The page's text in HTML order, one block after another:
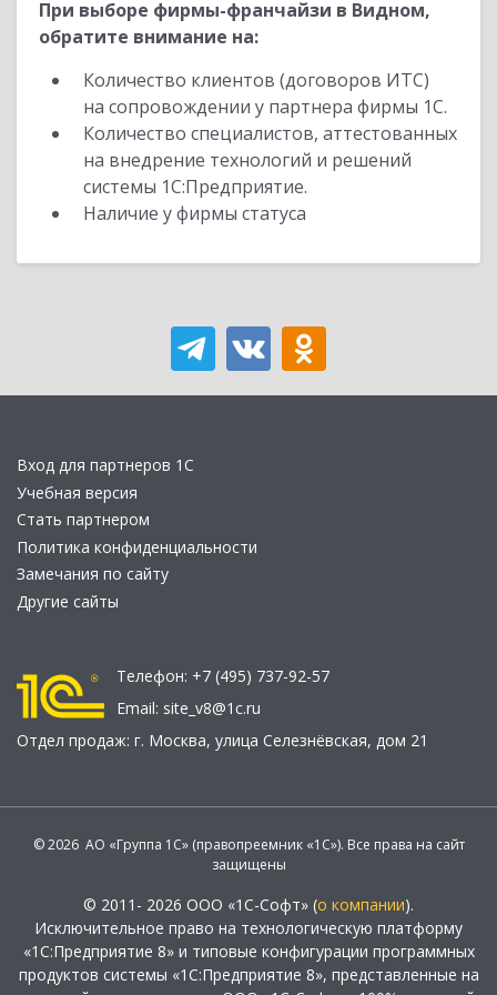
При выборе фирмы-франчайзи в Видном,
обратите внимание на:
Количество клиентов (договоров ИТС)
на сопровождении у партнера фирмы 1С.
Количество специалистов, аттестованных
на внедрение технологий и решений
системы 1С:Предприятие.
Наличие у фирмы статуса
Вход для партнеров 1С
Учебная версия
Стать партнером
Политика конфиденциальности
Замечания по сайту
Другие сайты
Телефон: +7 (495) 737-92-57
Email: site_v8@1c.ru
Отдел продаж: г. Москва, улица Селезнёвская, дом 21
© 2026 АО «Группа 1С» (правопреемник «1С»). Все права на сайт
защищены
© 2011- 2026 ООО «1С-Софт» (о компании).
Исключительное право на технологическую платформу
«1С:Предприятие 8» и типовые конфигурации программных
продуктов системы «1С:Предприятие 8», представленные на